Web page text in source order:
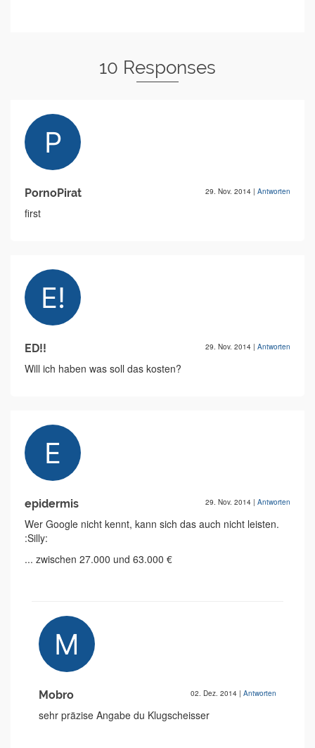
10 Responses
PornoPirat 29. Nov. 2014 | Antworten
first
ED!! 29. Nov. 2014 | Antworten
Will ich haben was soll das kosten?
epidermis 29. Nov. 2014 | Antworten
Wer Google nicht kennt, kann sich das auch nicht leisten.
:Silly:
... zwischen 27.000 und 63.000 €
Mobro 02. Dez. 2014 | Antworten
sehr präzise Angabe du Klugscheisser